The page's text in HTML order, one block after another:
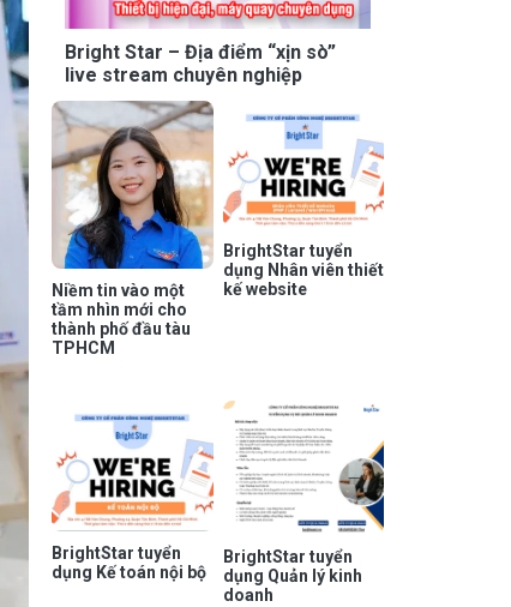
Bright Star – Địa điểm “xịn sò”
live stream chuyên nghiệp
Niềm tin vào một
tầm nhìn mới cho
thành phố đầu tàu
TPHCM
BrightStar tuyển
dụng Nhân viên thiết
kế website
BrightStar tuyển
dụng Kế toán nội bộ
BrightStar tuyển
dụng Quản lý kinh
doanh